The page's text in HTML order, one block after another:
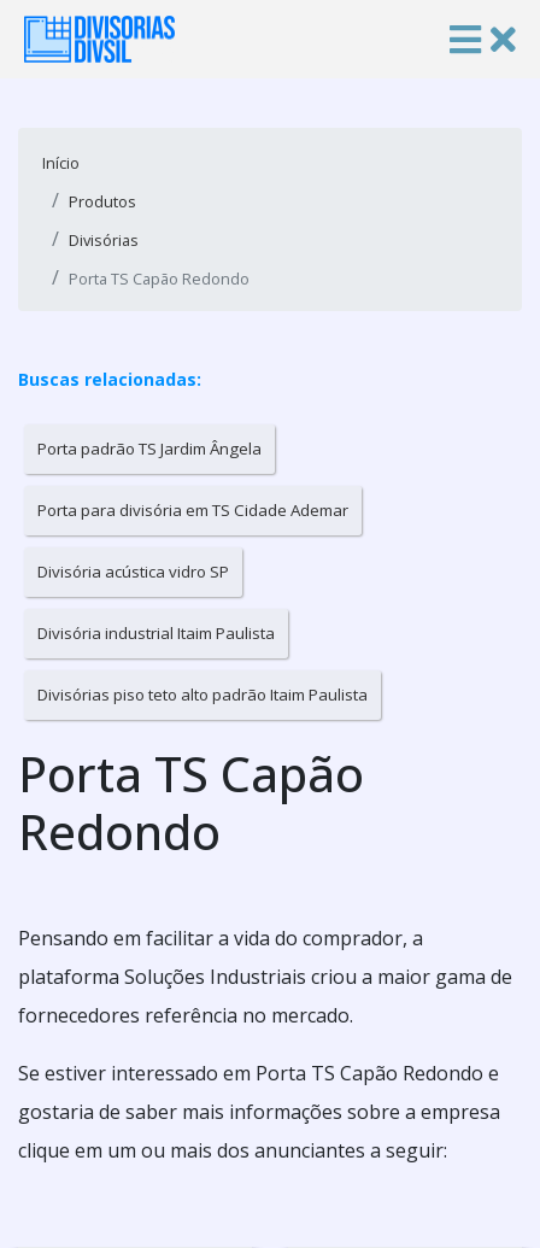
Início
Produtos
Divisórias
Porta TS Capão Redondo
Buscas relacionadas:
Porta padrão TS Jardim Ângela
Porta para divisória em TS Cidade Ademar
Divisória acústica vidro SP
Divisória industrial Itaim Paulista
Divisórias piso teto alto padrão Itaim Paulista
Porta TS Capão
Redondo
Pensando em facilitar a vida do comprador, a
plataforma Soluções Industriais criou a maior gama de
fornecedores referência no mercado.
Se estiver interessado em Porta TS Capão Redondo e
gostaria de saber mais informações sobre a empresa
clique em um ou mais dos anunciantes a seguir: